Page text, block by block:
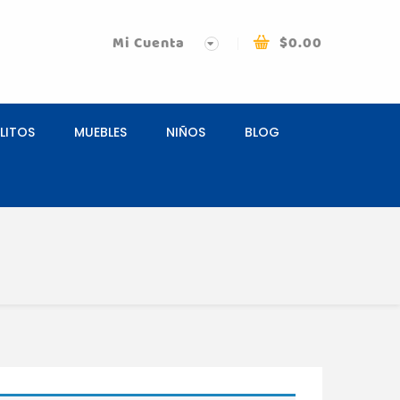
$0.00
Mi Cuenta
MUEBLES NIÑOS BLOG